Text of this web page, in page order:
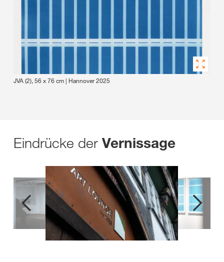
JVA (2), 56 x 76 cm | Hannover 2025
Eindrücke der Vernissage